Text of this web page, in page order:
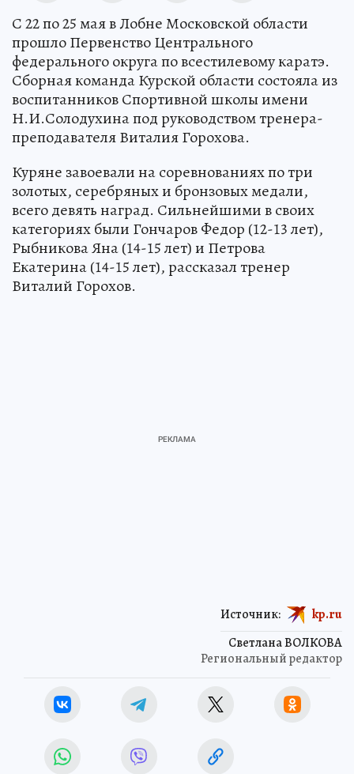
С 22 по 25 мая в Лобне Московской области
прошло Первенство Центрального
федерального округа по всестилевому каратэ.
Сборная команда Курской области состояла из
воспитанников Спортивной школы имени
Н.И.Солодухина под руководством тренера-
преподавателя Виталия Горохова.
Куряне завоевали на соревнованиях по три
золотых, серебряных и бронзовых медали,
всего девять наград. Сильнейшими в своих
категориях были Гончаров Федор (12-13 лет),
Рыбникова Яна (14-15 лет) и Петрова
Екатерина (14-15 лет), рассказал тренер
Виталий Горохов.
Светлана ВОЛКОВА
Региональный редактор
Источник: kp.ru